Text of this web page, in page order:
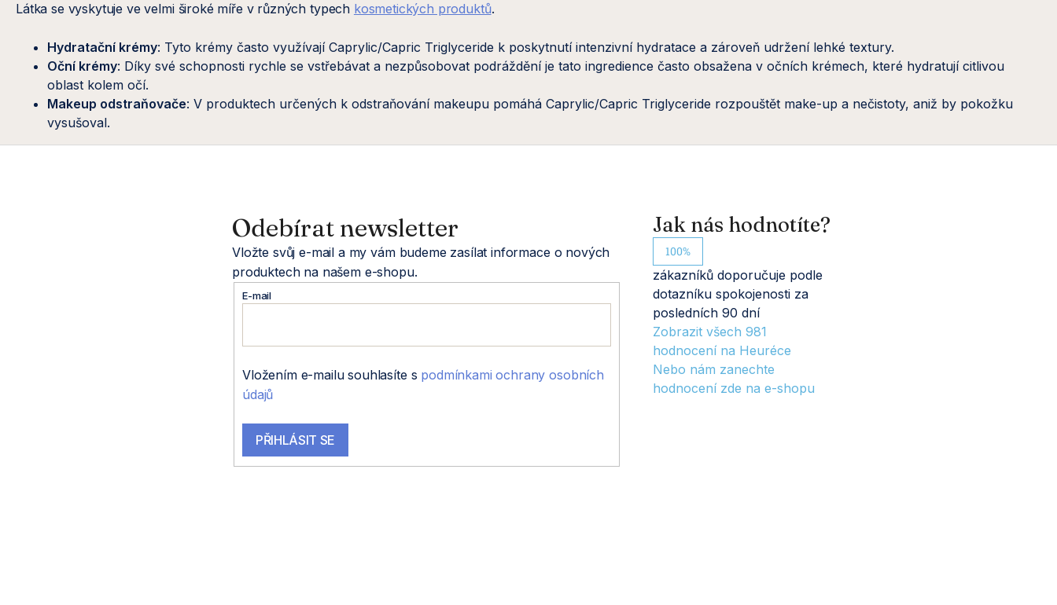
Látka se vyskytuje ve velmi široké míře v různých typech kosmetických produktů.
Hydratační krémy: Tyto krémy často využívají Caprylic/Capric Triglyceride k poskytnutí intenzivní hydratace a zároveň udržení lehké textury.
Oční krémy: Díky své schopnosti rychle se vstřebávat a nezpůsobovat podráždění je tato ingredience často obsažena v očních krémech, které hydratují citlivou
oblast kolem očí.
Makeup odstraňovače: V produktech určených k odstraňování makeupu pomáhá Caprylic/Capric Triglyceride rozpouštět make-up a nečistoty, aniž by pokožku
vysušoval.
Odebírat newsletter
Vložte svůj e-mail a my vám budeme zasílat informace o nových
produktech na našem e-shopu.
E-mail
Vložením e-mailu souhlasíte s podmínkami ochrany osobních
údajů
PŘIHLÁSIT SE
Jak nás hodnotíte?
100%
zákazníků doporučuje podle
dotazníku spokojenosti za
posledních 90 dní
Zobrazit všech 981
hodnocení na Heuréce
Nebo nám zanechte
hodnocení zde na e-shopu